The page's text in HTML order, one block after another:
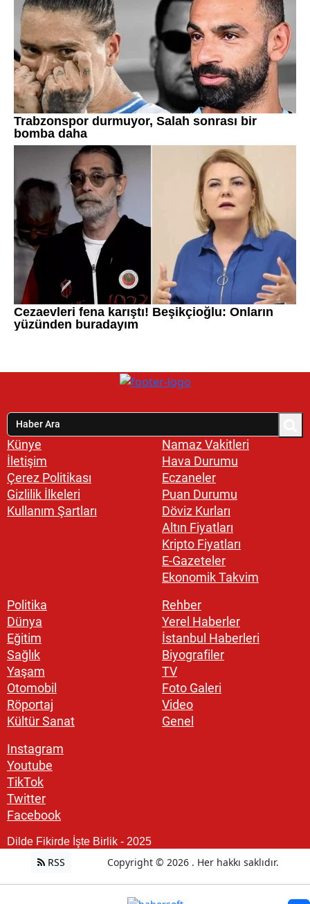
Künye
İletişim
Çerez Politikası
Gizlilik İlkeleri
Kullanım Şartları
Namaz Vakitleri
Hava Durumu
Eczaneler
Puan Durumu
Döviz Kurları
Altın Fiyatları
Kripto Fiyatları
E-Gazeteler
Ekonomik Takvim
Politika
Dünya
Eğitim
Sağlık
Yaşam
Otomobil
Röportaj
Kültür Sanat
Rehber
Yerel Haberler
İstanbul Haberleri
Biyografiler
TV
Foto Galeri
Video
Genel
Instagram
Youtube
TikTok
Twitter
Facebook
Dilde Fikirde İşte Birlik - 2025
RSS Copyright © 2026 . Her hakkı saklıdır.